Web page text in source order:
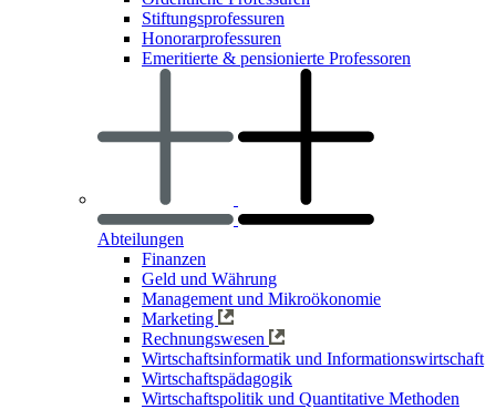
Stiftungsprofessuren
Honorarprofessuren
Emeritierte & pensionierte Professoren
Abteilungen
Finanzen
Geld und Währung
Management und Mikroökonomie
Marketing
Rechnungswesen
Wirtschaftsinformatik und Informationswirtschaft
Wirtschaftspädagogik
Wirtschaftspolitik und Quantitative Methoden